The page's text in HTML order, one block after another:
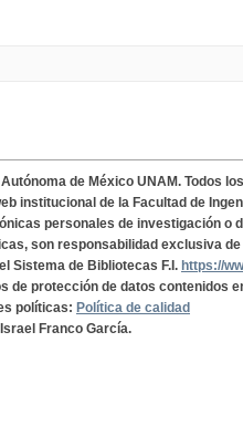
de México UNAM. Todos
institucional de la Facultad de
personales de investigación o
son responsabilidad exclusiva
Sistema de Bibliotecas F.I. https://
de protección de datos contenidos
políticas: Política de calidad
Franco García.